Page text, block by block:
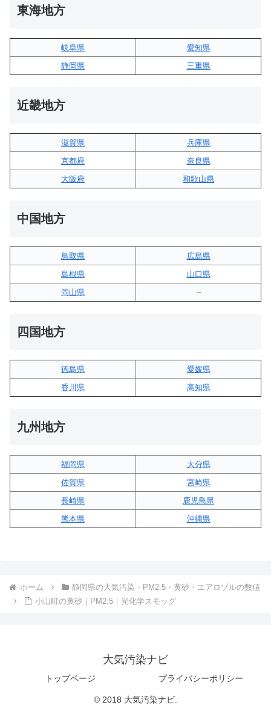
東海地方
岐阜県
愛知県
静岡県
三重県
近畿地方
滋賀県
兵庫県
京都府
奈良県
大阪府
和歌山県
中国地方
鳥取県
広島県
島根県
山口県
岡山県
–
四国地方
徳島県
愛媛県
香川県
高知県
九州地方
福岡県
大分県
佐賀県
宮崎県
長崎県
鹿児島県
熊本県
沖縄県
ホーム
静岡県の大気汚染・PM2.5・黄砂・エアロゾルの数値
小山町の黄砂｜PM2.5｜光化学スモッグ
大気汚染ナビ
トップページ プライバシーポリシー
© 2018 大気汚染ナビ.